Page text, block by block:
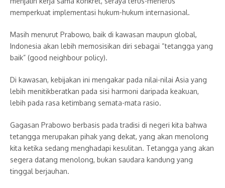
memperkuat implementasi hukum-hukum internasional.
Masih menurut Prabowo, baik di kawasan maupun global,
Indonesia akan lebih memosisikan diri sebagai “tetangga yang
baik” (good neighbour policy).
Di kawasan, kebijakan ini mengakar pada nilai-nilai Asia yang
lebih menitikberatkan pada sisi harmoni daripada keakuan,
lebih pada rasa ketimbang semata-mata rasio.
Gagasan Prabowo berbasis pada tradisi di negeri kita bahwa
tetangga merupakan pihak yang dekat, yang akan menolong
kita ketika sedang menghadapi kesulitan. Tetangga yang akan
segera datang menolong, bukan saudara kandung yang
tinggal berjauhan.